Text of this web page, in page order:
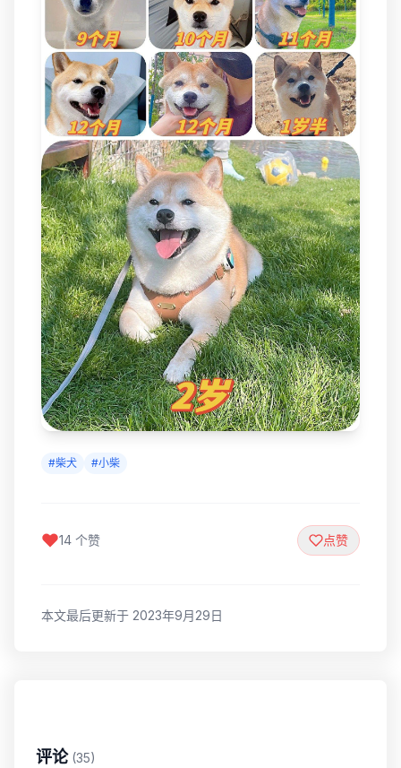
#柴犬 #小柴
14 个赞 点赞
本文最后更新于 2023年9月29日
评论 (35)